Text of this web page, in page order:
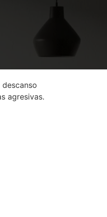
agresivas.